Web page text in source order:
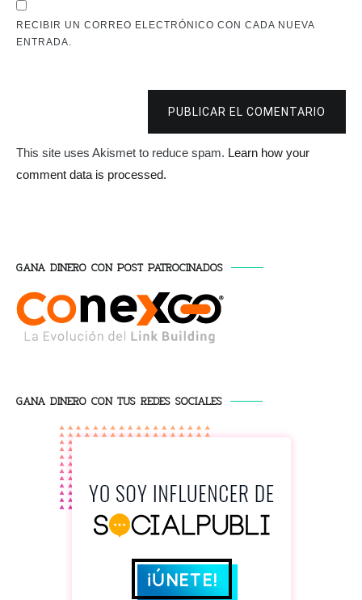
RECIBIR UN CORREO ELECTRÓNICO CON CADA NUEVA
ENTRADA.
PUBLICAR EL COMENTARIO
This site uses Akismet to reduce spam. Learn how your
comment data is processed.
GANA DINERO CON POST PATROCINADOS
GANA DINERO CON TUS REDES SOCIALES